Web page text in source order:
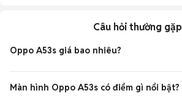
Câu hỏi thường gặp
Oppo A53s giá bao nhiêu?
Màn hình Oppo A53s có điểm gì nổi bật?